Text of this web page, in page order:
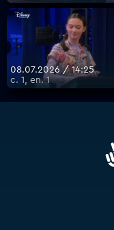
08.07.2026 / 14:25
с. 1, еп. 1